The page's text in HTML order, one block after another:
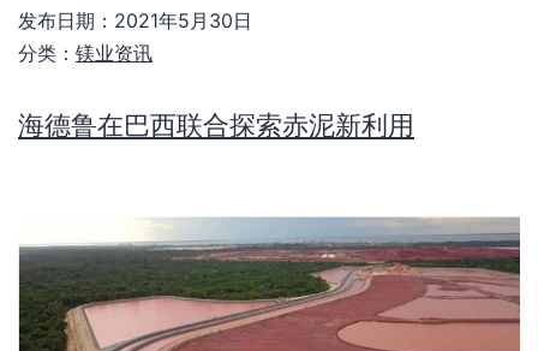
发布日期： 2021年5月30日
分类： 镁业资讯
海德鲁在巴西联合探索赤泥新利用